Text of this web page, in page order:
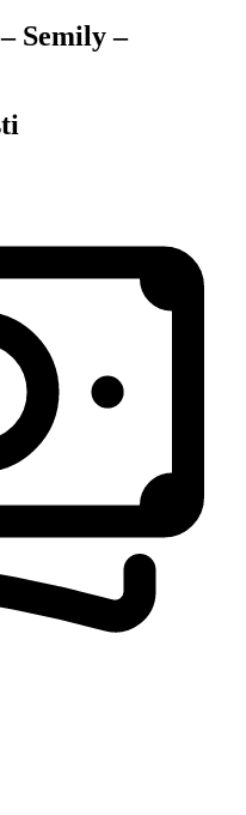
Semily –